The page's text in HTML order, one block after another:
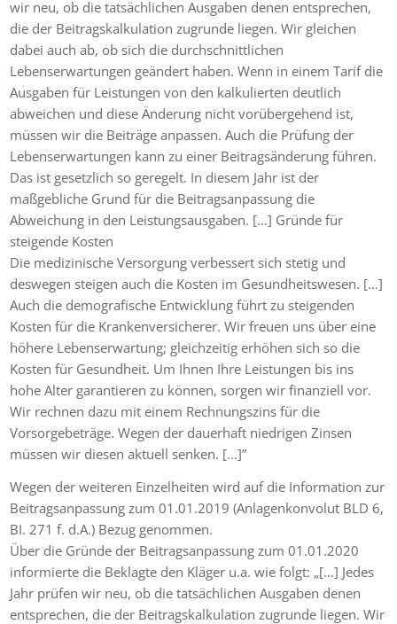
wir neu, ob die tatsächlichen Ausgaben denen entsprechen,
die der Beitragskalkulation zugrunde liegen. Wir gleichen
dabei auch ab, ob sich die durchschnittlichen
Lebenserwartungen geändert haben. Wenn in einem Tarif die
Ausgaben für Leistungen von den kalkulierten deutlich
abweichen und diese Änderung nicht vorübergehend ist,
müssen wir die Beiträge anpassen. Auch die Prüfung der
Lebenserwartungen kann zu einer Beitragsänderung führen.
Das ist gesetzlich so geregelt. In diesem Jahr ist der
maßgebliche Grund für die Beitragsanpassung die
Abweichung in den Leistungsausgaben. […] Gründe für
steigende Kosten
Die medizinische Versorgung verbessert sich stetig und
deswegen steigen auch die Kosten im Gesundheitswesen. […]
Auch die demografische Entwicklung führt zu steigenden
Kosten für die Krankenversicherer. Wir freuen uns über eine
höhere Lebenserwartung; gleichzeitig erhöhen sich so die
Kosten für Gesundheit. Um Ihnen Ihre Leistungen bis ins
hohe Alter garantieren zu können, sorgen wir finanziell vor.
Wir rechnen dazu mit einem Rechnungszins für die
Vorsorgebeträge. Wegen der dauerhaft niedrigen Zinsen
müssen wir diesen aktuell senken. […]”
Wegen der weiteren Einzelheiten wird auf die Information zur
Beitragsanpassung zum 01.01.2019 (Anlagenkonvolut BLD 6,
BI. 271 f. d.A.) Bezug genommen.
Über die Gründe der Beitragsanpassung zum 01.01.2020
informierte die Beklagte den Kläger u.a. wie folgt: „[…] Jedes
Jahr prüfen wir neu, ob die tatsächlichen Ausgaben denen
entsprechen, die der Beitragskalkulation zugrunde liegen. Wir